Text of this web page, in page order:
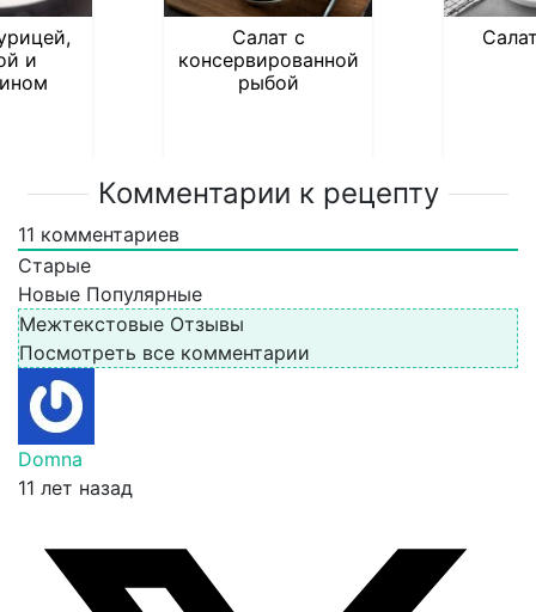
и
Салат с
консервированной
рыбой
Комментарии к рецепту
11 комментариев
Старые
Новые Популярные
Межтекстовые Отзывы
Посмотреть все комментарии
Domna
11 лет назад